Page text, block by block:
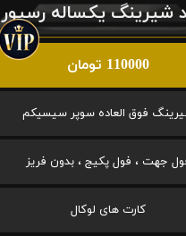
شیرینگ یکساله رسیور
110000 تومان
فوق العاده سوپر سیسیکم
جهت ، فول پکیج ، بدون فریز
کارت های لوکال